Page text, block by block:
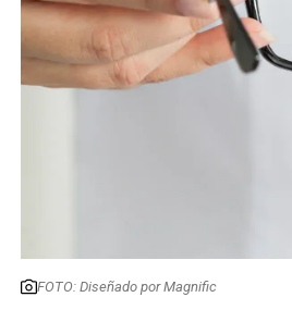
FOTO: Diseñado por Magnific